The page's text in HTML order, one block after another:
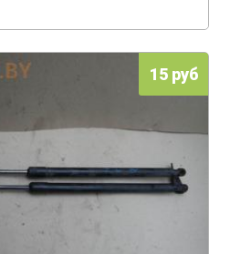
15 руб